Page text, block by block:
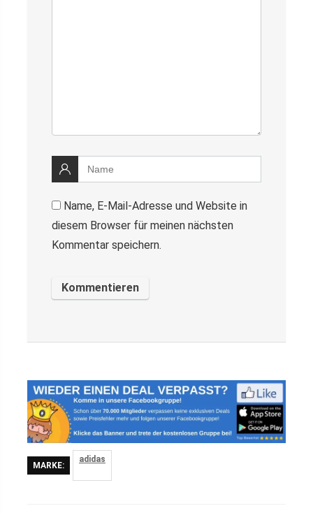
Name, E-Mail-Adresse und Website in
diesem Browser für meinen nächsten
Kommentar speichern.
MARKE:
adidas